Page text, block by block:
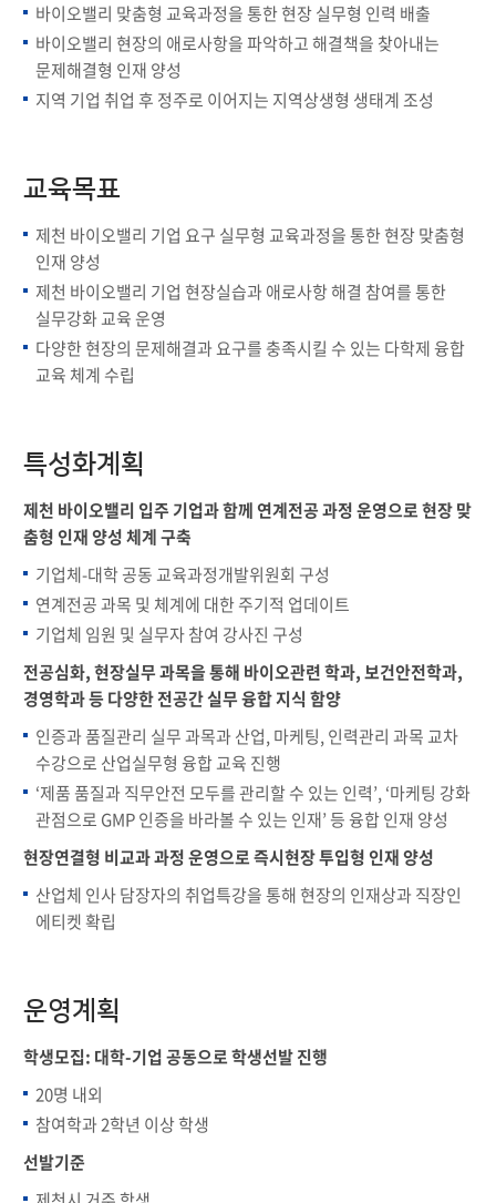
바이오밸리 맞춤형 교육과정을 통한 현장 실무형 인력 배출
바이오밸리 현장의 애로사항을 파악하고 해결책을 찾아내는
문제해결형 인재 양성
지역 기업 취업 후 정주로 이어지는 지역상생형 생태계 조성
교육목표
제천 바이오밸리 기업 요구 실무형 교육과정을 통한 현장 맞춤형
인재 양성
제천 바이오밸리 기업 현장실습과 애로사항 해결 참여를 통한
실무강화 교육 운영
다양한 현장의 문제해결과 요구를 충족시킬 수 있는 다학제 융합
교육 체계 수립
특성화계획
제천 바이오밸리 입주 기업과 함께 연계전공 과정 운영으로 현장 맞
춤형 인재 양성 체계 구축
기업체-대학 공동 교육과정개발위원회 구성
연계전공 과목 및 체계에 대한 주기적 업데이트
기업체 임원 및 실무자 참여 강사진 구성
전공심화, 현장실무 과목을 통해 바이오관련 학과, 보건안전학과,
경영학과 등 다양한 전공간 실무 융합 지식 함양
인증과 품질관리 실무 과목과 산업, 마케팅, 인력관리 과목 교차
수강으로 산업실무형 융합 교육 진행
‘제품 품질과 직무안전 모두를 관리할 수 있는 인력’, ‘마케팅 강화
관점으로 GMP 인증을 바라볼 수 있는 인재’ 등 융합 인재 양성
현장연결형 비교과 과정 운영으로 즉시현장 투입형 인재 양성
산업체 인사 담장자의 취업특강을 통해 현장의 인재상과 직장인
에티켓 확립
운영계획
학생모집: 대학-기업 공동으로 학생선발 진행
20명 내외
참여학과 2학년 이상 학생
선발기준